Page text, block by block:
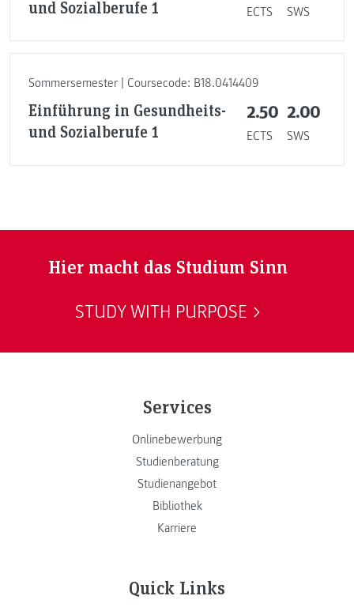
und Sozialberufe 1
ECTS SWS
Sommersemester | Coursecode: B18.0414409
Einführung in Gesundheits-
und Sozialberufe 1
2.50
ECTS
2.00
SWS
Hier macht das Studium Sinn
STUDY WITH PURPOSE
Services
Onlinebewerbung
Studienberatung
Studienangebot
Bibliothek
Karriere
Quick Links